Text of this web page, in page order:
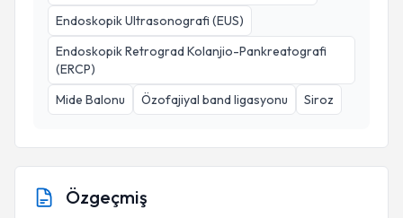
Endoskopik Ultrasonografi (EUS)
Endoskopik Retrograd Kolanjio-Pankreatografi
(ERCP)
Mide Balonu
Özofajiyal band ligasyonu Siroz
Özgeçmiş